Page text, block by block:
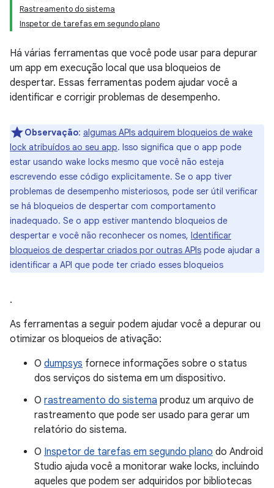
Rastreamento do sistema
Inspetor de tarefas em segundo plano
Há várias ferramentas que você pode usar para depurar
um app em execução local que usa bloqueios de
despertar. Essas ferramentas podem ajudar você a
identificar e corrigir problemas de desempenho.
Observação: algumas APIs adquirem bloqueios de wake
lock atribuídos ao seu app. Isso significa que o app pode
estar usando wake locks mesmo que você não esteja
escrevendo esse código explicitamente. Se o app tiver
problemas de desempenho misteriosos, pode ser útil verificar
se há bloqueios de despertar com comportamento
inadequado. Se o app estiver mantendo bloqueios de
despertar e você não reconhecer os nomes, Identificar
bloqueios de despertar criados por outras APIs pode ajudar a
identificar a API que pode ter criado esses bloqueios
.
As ferramentas a seguir podem ajudar você a depurar ou
otimizar os bloqueios de ativação:
O dumpsys fornece informações sobre o status
dos serviços do sistema em um dispositivo.
O rastreamento do sistema produz um arquivo de
rastreamento que pode ser usado para gerar um
relatório do sistema.
O Inspetor de tarefas em segundo plano do Android
Studio ajuda você a monitorar wake locks, incluindo
aqueles que podem ser adquiridos por bibliotecas